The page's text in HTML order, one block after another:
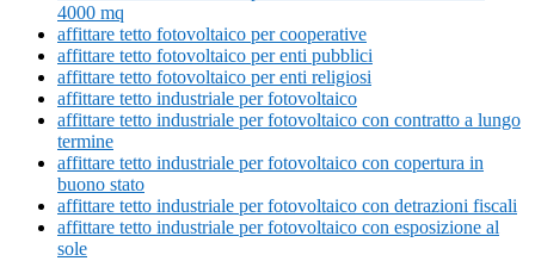
4000 mq
affittare tetto fotovoltaico per cooperative
affittare tetto fotovoltaico per enti pubblici
affittare tetto fotovoltaico per enti religiosi
affittare tetto industriale per fotovoltaico
affittare tetto industriale per fotovoltaico con contratto a lungo
termine
affittare tetto industriale per fotovoltaico con copertura in
buono stato
affittare tetto industriale per fotovoltaico con detrazioni fiscali
affittare tetto industriale per fotovoltaico con esposizione al
sole